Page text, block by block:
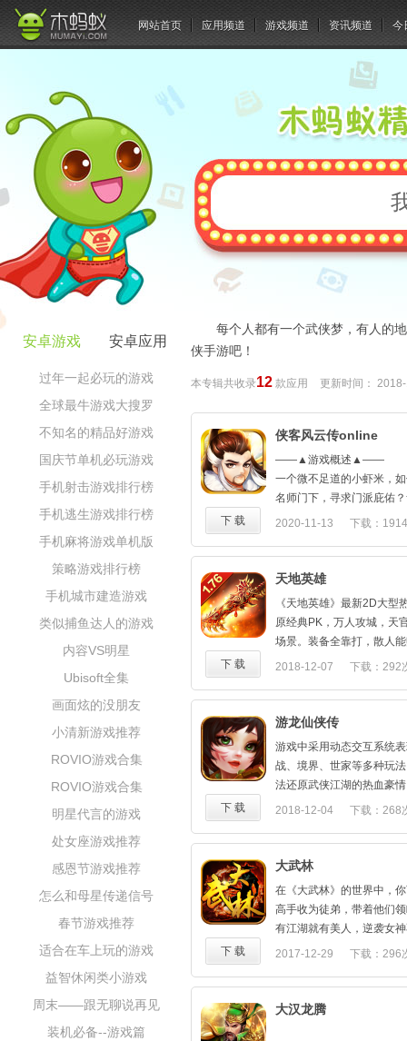
网站首页 应用频道 游戏频道 资讯频道 今
安卓游戏 安卓应用
过年一起必玩的游戏
全球最牛游戏大搜罗
不知名的精品好游戏
国庆节单机必玩游戏
手机射击游戏排行榜
手机逃生游戏排行榜
手机麻将游戏单机版
策略游戏排行榜
手机城市建造游戏
类似捕鱼达人的游戏
内容VS明星
Ubisoft全集
画面炫的没朋友
小清新游戏推荐
ROVIO游戏合集
ROVIO游戏合集
明星代言的游戏
处女座游戏推荐
感恩节游戏推荐
怎么和母星传递信号
春节游戏推荐
适合在车上玩的游戏
益智休闲类小游戏
周末——跟无聊说再见
装机必备--游戏篇
每个人都有一个武侠梦，有人的
侠手游吧！
本专辑共收录12 款应用 更新时间：
侠客风云传online
——▲游戏概述▲——
一个微不足道的小虾米，
名师门下，寻求门派庇佑
任督二脉？还是精炼等级
中实现！
——▲游戏特色▲——
由边锋与凤凰游戏联袂出
Online》，是获得国内优
传》授权而研发的一款手
室的基础上，进行了自主
【个性侠客养成】——全新
合！集齐特定侠客组合，
战斗中释放超强组合招式。
【沉浸精品剧情】——丰富
游戏的剧情设定借鉴了金
的经典桥段。
江湖自古风云涌，武林从
山论剑、武林大会等丰富
2020-11-13 下载：
285.11M
下 载
天地英雄
《天地英雄》最新2D大型
原经典PK，万人攻城，天
场景。装备全靠打，散人
《天地英雄》以最真诚的
力而战吧！
2018-12-07 下载：292
下 载
游龙仙侠传
游戏中采用动态交互系统
战、境界、世家等多种玩
法还原武侠江湖的热血豪
失传武学BUFF任玩家自由
游戏简介
新潮武侠放置类手游，采
学BUFF任你挑选，更有
供你运筹，由你掌控逆转
2018-12-04 下载：268
下 载
大武林
在《大武林》的世界中，
高手收为徒弟，带着他们
有江湖就有美人，逆袭女
以随意挑选心中的女神，
皆为武林宗师；与各种美
人；收集各种武器碎片，
2017-12-29 下载：296
下 载
大汉龙腾